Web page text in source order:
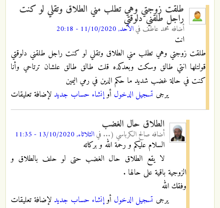
طلقت زوجتي وهي تطلب مني الطلاق وتقلي لو كنت
راجل طلقني دلوقتي
أضافه محمد عاطف فيالأحد, 11/10/2020 - 20:18
انت
طلقت زوجتي وهي تطلب مني الطلاق وتقلي لو كنت راجل طلقني دلوقتي
قولتلها انتي طالق وسكت وبعدكده قلت طالق طالق علشان ترتاحي وأنا
كنت في حالة غضب شديد ما حكم الدين في رمي اليمين
يرجى تسجيل الدخول أوإنشاء حساب جديد لإضافة تعليقات
الطلاق حال الغضب
أضافه صالح الكرباسي (... فيالثلاثاء, 13/10/2020 - 11:35
السلام عليكم و رحمة الله و بركاته
لا يقع الطلاق حال الغضب حتى لو حلف بالطلاق و
الزوجية باقية على حالها .
وفقك الله
يرجى تسجيل الدخول أوإنشاء حساب جديد لإضافة تعليقات